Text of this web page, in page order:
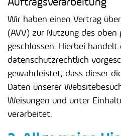
Wir haben einen Vertrag
(AVV) zur Nutzung des
geschlossen. Hierbei handelt
datenschutzrechtlich
gewährleistet, dass dieser
Daten unserer
Weisungen und unter
verarbeitet.